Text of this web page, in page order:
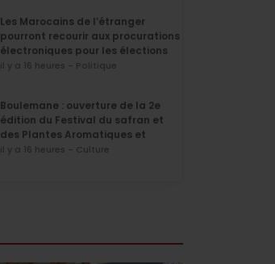
Les Marocains de l’étranger
pourront recourir aux procurations
électroniques pour les élections
de septembre
il y a 16 heures - Politique
Boulemane : ouverture de la 2e
édition du Festival du safran et
des Plantes Aromatiques et
Médicinales
il y a 16 heures - Culture